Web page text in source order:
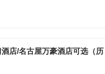
店/名古屋万豪酒店可选（历